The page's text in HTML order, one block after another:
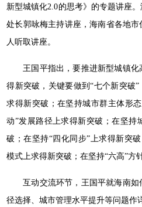
新型城镇化2.0的思考》的专题讲座
处长郭咏梅主持讲座，海南省各地
人听取讲座。
王国平指出，要推进新型城镇
得新突破，关键要做到“七个新突破
求得新突破；在坚持城市群主体形
动”发展路径上求得新突破；在坚持
破；在坚持“四化同步”上求得新突破
模式上求得新突破；在坚持“六高”方
互动交流环节，王国平就海南
径选择、城市管理水平提升等问题作